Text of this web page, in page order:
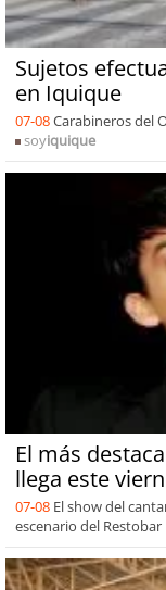
Sujetos
en Iquique
07-08Carabineros del
soyiquique
El más
llega este
07-08 El show del
escenario del Restobar